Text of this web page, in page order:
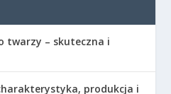
twarzy – skuteczna i
produkcja i